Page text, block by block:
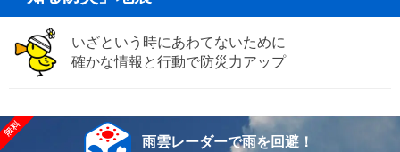
いざという時にあわてないために
確かな情報と行動で防災力アップ
雨雲レーダーで雨を回避！